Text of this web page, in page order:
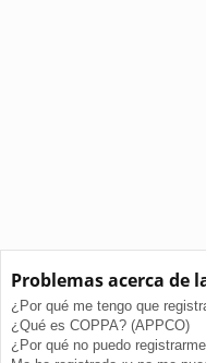
Problemas acerca de
¿Por qué me tengo que
¿Qué es COPPA? (APPCO)
¿Por qué no puedo